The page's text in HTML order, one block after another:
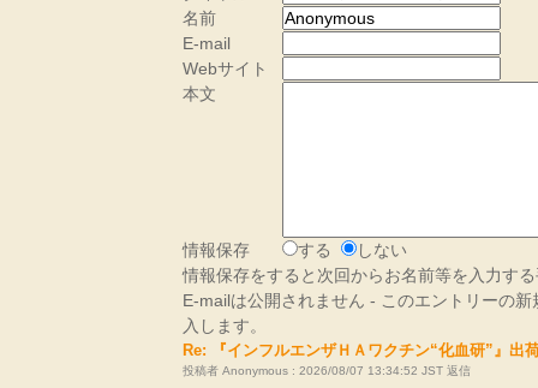
名前
E-mail
Webサイト
本文
情報保存 する
しない
情報保存をすると次回からお名前等を入力す
E-mailは公開されません - このエントリーの
入します。
Re: 『インフルエンザＨＡワクチン“化血研”』出
投稿者 Anonymous : 2026/08/07 13:34:52 JST 返信